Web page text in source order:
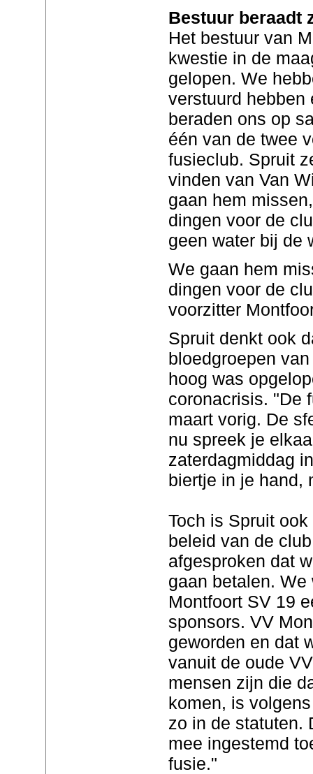
Bestuur beraadt
Het bestuur van
kwestie in de
gelopen. We
verstuurd hebben
beraden ons op
één van de twee
fusieclub. Spruit
vinden van Van
gaan hem
dingen voor de
geen water bij de
We gaan hem
dingen voor de
voorzitter
Spruit denkt ook
bloedgroepen
hoog was
coronacrisis. "De
maart vorig. De
nu spreek je
zaterdagmiddag
biertje in je hand,
Toch is Spruit
beleid van de
afgesproken dat
gaan betalen.
Montfoort SV 19
sponsors. VV
geworden en dat
vanuit de oude
mensen zijn die
komen, is
zo in de statuten.
mee ingestemd
fusie."